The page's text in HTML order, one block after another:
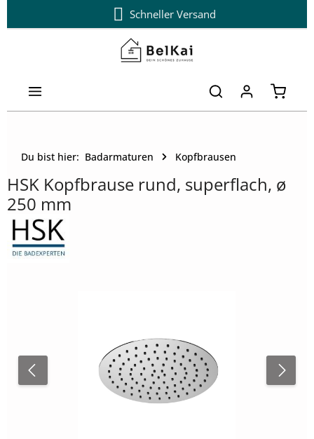
Zum Hauptinhalt springenSchneller Versand
14 Tage kostenloser Umtausch
Du bist hier: Badarmaturen Kopfbrausen
HSK Kopfbrause rund, superflach, ø
250 mm